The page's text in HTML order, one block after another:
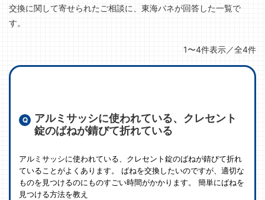
交換に関して寄せられたご相談に、東海バネが回答した一覧で
す。
1〜4件表示／全4件
アルミサッシに使われている、クレセント
錠のばねが錆びて折れている
アルミサッシに使われている、クレセント錠のばねが錆びて折れ
ていることがよくあります。 ばねを交換したいのですが、適切な
ものを見つけるのにものすごい時間がかかります。 簡単にばねを
見つける方法を教え